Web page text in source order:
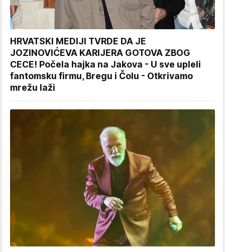
HRVATSKI MEDIJI TVRDE DA JE
JOZINOVIĆEVA KARIJERA GOTOVA ZBOG
CECE! Počela hajka na Jakova - U sve upleli
fantomsku firmu, Bregu i Čolu - Otkrivamo
mrežu laži